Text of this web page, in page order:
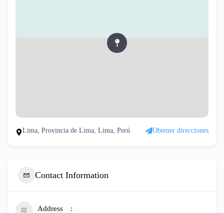
Lima, Provincia de Lima, Lima, Perú Obtener direcciones
Contact Information
Address